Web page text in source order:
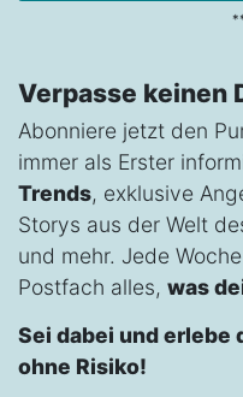
Verpasse keinen
Abonniere jetzt den
immer als Erster
Trends, exklusive
Storys aus der Welt
und mehr. Jede
Postfach alles, was
Sei dabei und erlebe
ohne Risiko!